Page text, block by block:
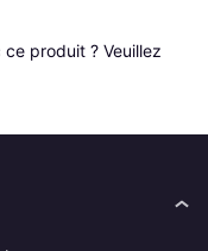
produit ? Veuillez